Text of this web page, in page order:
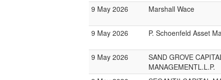
9 May 2026 Marshall Wace
9 May 2026 P. Schoenfeld Asset
9 May 2026
SAND GROVE
MANAGEMENTL.L.P.